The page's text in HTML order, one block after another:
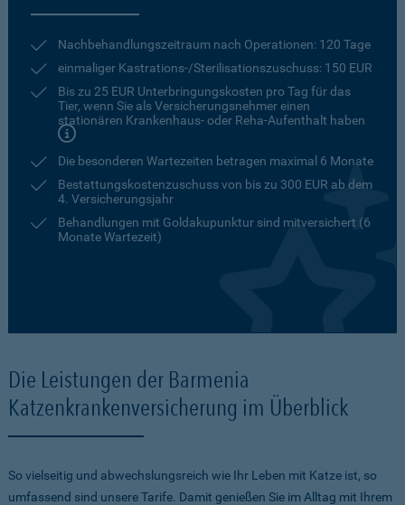
Nachbehandlungszeitraum nach Operationen: 120 Tage
einmaliger Kastrations-/Sterilisationszuschuss: 150 EUR
Bis zu 25 EUR Unterbringungskosten pro Tag für das
Tier, wenn Sie als Versicherungsnehmer einen
stationären Krankenhaus- oder Reha-Aufenthalt haben
Die besonderen Wartezeiten betragen maximal 6 Monate
Bestattungskostenzuschuss von bis zu 300 EUR ab dem
4. Versicherungsjahr
Behandlungen mit Goldakupunktur sind mitversichert (6
Monate Wartezeit)
Die Leistungen der Barmenia
Katzenkrankenversicherung im Überblick
So vielseitig und abwechslungsreich wie Ihr Leben mit Katze ist, so
umfassend sind unsere Tarife. Damit genießen Sie im Alltag mit Ihrem